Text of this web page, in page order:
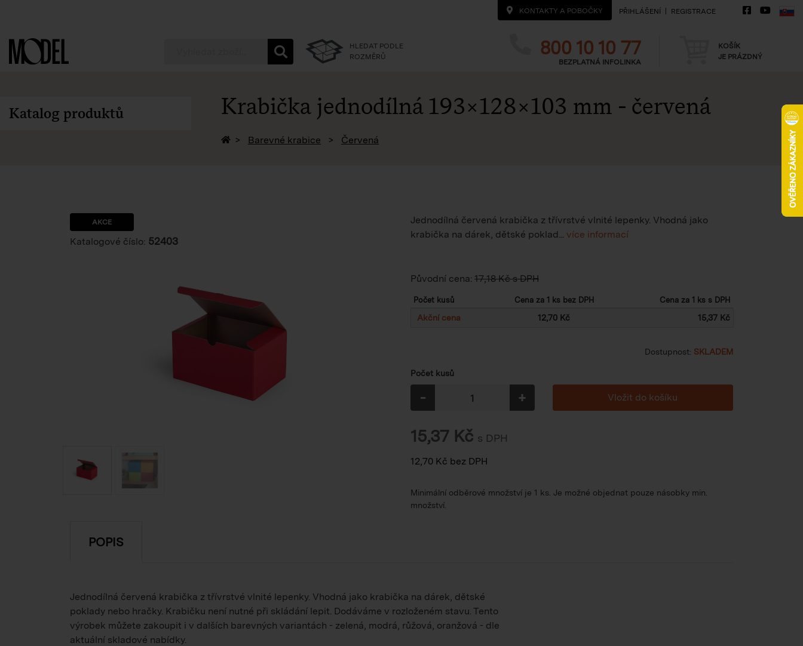
KONTAKTY A POBOČKY PŘIHLÁŠENÍ REGISTRACE
PackShop
HLEDAT PODLE
ROZMĚRŮ
Telefon
800 10 10 77
BEZPLATNÁ INFOLINKA Košík
KOŠÍK
JE PRÁZDNÝ
Katalog produktů Krabička jednodílná 193×128×103 mm - červená
Zpět na homepage
Barevné krabice Červená
AKCE
Katalogové číslo: 52403
Jednodílná červená krabička z třívrstvé vlnité lepenky. Vhodná jako
krabička na dárek, dětské poklad... více informací
Původní cena: 17,18 Kč s DPH
Počet kusů Cena za 1 ks bez DPH Cena za 1 ks s DPH
Akční cena 12,70 Kč 15,37 Kč
Dostupnost: SKLADEM
Počet kusů
- +
15,37Kč s DPH
12,70 Kč bez DPH
Minimální odběrové množství je 1 ks. Je možné objednat pouze násobky min.
množství.
POPIS
Jednodílná červená krabička z třívrstvé vlnité lepenky. Vhodná jako krabička na dárek, dětské
poklady nebo hračky. Krabičku není nutné při skládání lepit. Dodáváme v rozloženém stavu. Tento
výrobek můžete zakoupit i v dalších barevných variantách - zelená, modrá, růžová, oranžová - dle
aktuální skladové nabídky.